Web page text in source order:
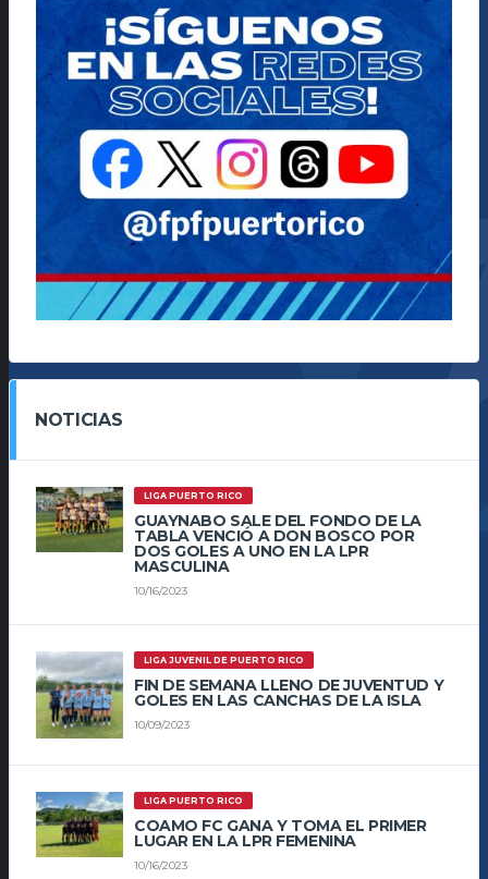
NOTICIAS
LIGA PUERTO RICO
GUAYNABO SALE DEL FONDO DE LA
TABLA VENCIÓ A DON BOSCO POR
DOS GOLES A UNO EN LA LPR
MASCULINA
10/16/2023
LIGA JUVENIL DE PUERTO RICO
FIN DE SEMANA LLENO DE JUVENTUD Y
GOLES EN LAS CANCHAS DE LA ISLA
10/09/2023
LIGA PUERTO RICO
COAMO FC GANA Y TOMA EL PRIMER
LUGAR EN LA LPR FEMENINA
10/16/2023